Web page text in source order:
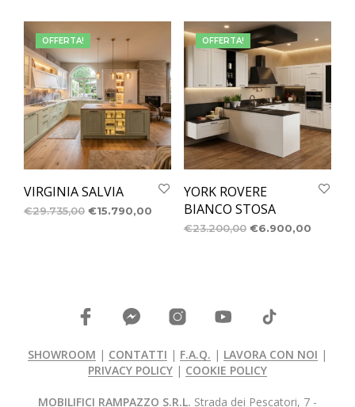
OFFERTA!
VIRGINIA SALVIA
€29.735,00 €15.790,00
OFFERTA!
YORK ROVERE
BIANCO STOSA
€23.200,00 €6.900,00
SHOWROOM | CONTATTI | F.A.Q. | LAVORA CON NOI |
PRIVACY POLICY | COOKIE POLICY
MOBILIFICI RAMPAZZO S.R.L. Strada dei Pescatori, 7 -